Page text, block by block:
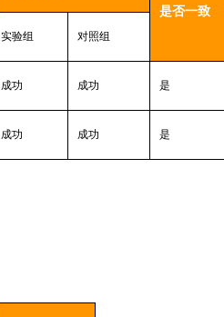
是否一致
实验组 对照组
成功 成功 是
成功 成功 是